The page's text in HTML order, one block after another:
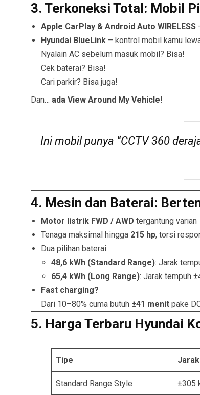
3. Terkoneksi Total: Mobil
Apple CarPlay & Android Auto WIRELESS
Hyundai BlueLink – kontrol mobil kamu
Nyalain AC sebelum masuk mobil? Bisa!
Cek baterai? Bisa!
Cari parkir? Bisa juga!
Dan… ada View Around My Vehicle!
Ini mobil punya “CCTV 360
4. Mesin dan Baterai:
Motor listrik FWD / AWD tergantung varian
Tenaga maksimal hingga 215 hp, torsi
Dua pilihan baterai:
48,6 kWh (Standard Range): Jarak
65,4 kWh (Long Range): Jarak tempuh
Fast charging?
Dari 10–80% cuma butuh ±41 menit pake
5. Harga Terbaru Hyundai
Tipe
Standard Range Style ±305